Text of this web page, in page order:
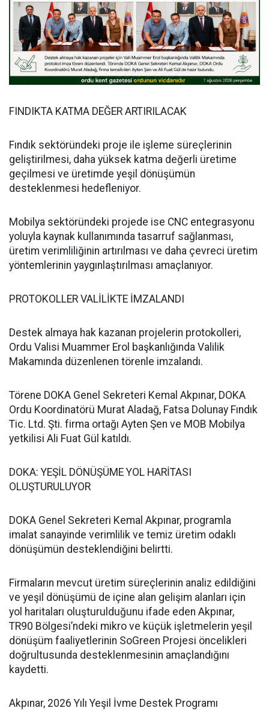
FINDIKTA KATMA DEĞER ARTIRILACAK
Fındık sektöründeki proje ile işleme süreçlerinin
geliştirilmesi, daha yüksek katma değerli üretime
geçilmesi ve üretimde yeşil dönüşümün
desteklenmesi hedefleniyor.
Mobilya sektöründeki projede ise CNC entegrasyonu
yoluyla kaynak kullanımında tasarruf sağlanması,
üretim verimliliğinin artırılması ve daha çevreci üretim
yöntemlerinin yaygınlaştırılması amaçlanıyor.
PROTOKOLLER VALİLİKTE İMZALANDI
Destek almaya hak kazanan projelerin protokolleri,
Ordu Valisi Muammer Erol başkanlığında Valilik
Makamında düzenlenen törenle imzalandı.
Törene DOKA Genel Sekreteri Kemal Akpınar, DOKA
Ordu Koordinatörü Murat Aladağ, Fatsa Dolunay Fındık
Tic. Ltd. Şti. firma ortağı Ayten Şen ve MOB Mobilya
yetkilisi Ali Fuat Gül katıldı.
DOKA: YEŞİL DÖNÜŞÜME YOL HARİTASI
OLUŞTURULUYOR
DOKA Genel Sekreteri Kemal Akpınar, programla
imalat sanayinde verimlilik ve temiz üretim odaklı
dönüşümün desteklendiğini belirtti.
Firmaların mevcut üretim süreçlerinin analiz edildiğini
ve yeşil dönüşümü de içine alan gelişim alanları için
yol haritaları oluşturulduğunu ifade eden Akpınar,
TR90 Bölgesi’ndeki mikro ve küçük işletmelerin yeşil
dönüşüm faaliyetlerinin SoGreen Projesi öncelikleri
doğrultusunda desteklenmesinin amaçlandığını
kaydetti.
Akpınar, 2026 Yılı Yeşil İvme Destek Programı